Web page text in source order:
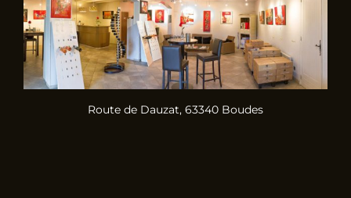
Route de Dauzat, 63340 Boudes